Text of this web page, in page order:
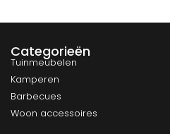
Categorieën
Tuinmeubelen
Kamperen
Barbecues
Woon accessoires